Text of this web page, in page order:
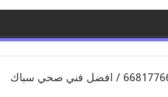
فني صحي الفروانية / 66817766 / افضل فني صحي سباك